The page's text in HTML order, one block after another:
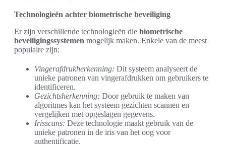
Technologieën achter biometrische beveiliging
Er zijn verschillende technologieën die biometrische
beveiligingssystemen mogelijk maken. Enkele van de meest
populaire zijn:
Vingerafdrukherkenning: Dit systeem analyseert de
unieke patronen van vingerafdrukken om gebruikers te
identificeren.
Gezichtsherkenning: Door gebruik te maken van
algoritmes kan het systeem gezichten scannen en
vergelijken met opgeslagen gegevens.
Irisscans: Deze technologie maakt gebruik van de
unieke patronen in de iris van het oog voor
authentificatie.